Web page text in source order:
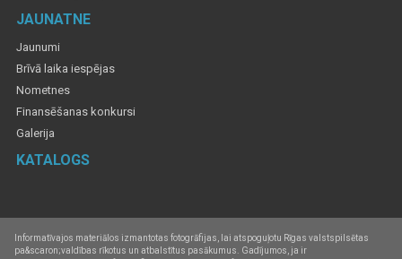
JAUNATNE
Jaunumi
Brīvā laika iespējas
Nometnes
Finansēšanas konkursi
Galerija
KATALOGS
Informatīvajos materiālos izmantotas fotogrāfijas, lai atspoguļotu Rīgas valstspilsētas
pa&scaron;valdības rīkotus un atbalstītus pasākumus. Gadījumos, ja ir